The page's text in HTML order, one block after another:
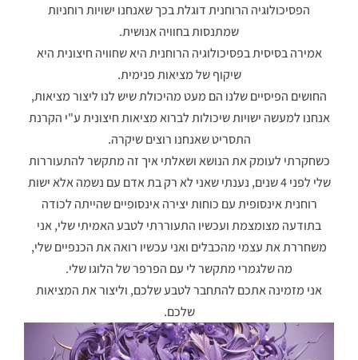
הפסיכולוגיה הרוחנית דוגלת בכך שאנחנו ישויות רוחניות
שמתנסות בחוויה אנושית.
אמירה בסיסית בפסיכולוגיה הרוחנית היא שחוויה חיצונית היא
שיקוף של מציאות פנימית.
החושים הפיסיים שלנו הם מעט מהיכולת שיש לנו ליצור מציאות,
אנחנו למעשה ישויות שיכולות לברוא מציאות חיצונית ע"י הקרנת
התסריט שאנחנו רוצים שיקרה.
כשחקרתי לעומק את הנושא ושאלתי איך זה מתקשר להתעוררות
שלי לפני 4 שנים, נענתי שאני לא רק בת אדם עם נשמה אלא ישות
רוחנית אינסופית עם כוחות יצירה אינסופיים שהייתה לכודה
בתודעה מצומצמת ועכשיו התעוררתי לטבע האמיתי שלי, אני
משחררת את עצמי מהכבלים ואני עכשיו רואה את הכנפיים שלי,
מה שלגמרי מתקשר לי עם הפרפר של הלוגו שלי.
אני מזמינה אתכם להתחבר לטבע שלכם, וליצור את המציאות
שלכם.